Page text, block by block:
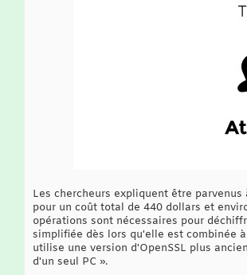
Les chercheurs expliquent être
pour un coût total de 440 dollars et
opérations sont nécessaires pour
simplifiée dès lors qu'elle est combinée
utilise une version d'OpenSSL plus
d'un seul PC ».